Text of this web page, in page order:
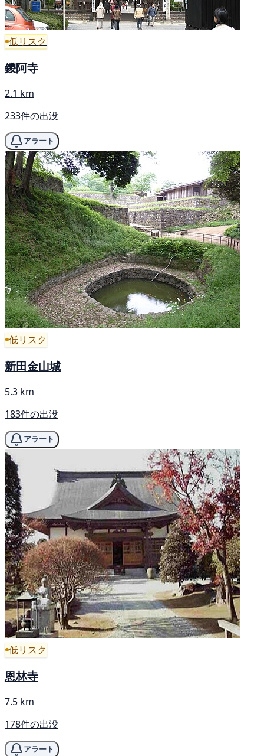
低リスク
鑁阿寺
2.1 km
233件の出没
アラート
低リスク
新田金山城
5.3 km
183件の出没
アラート
低リスク
恩林寺
7.5 km
178件の出没
アラート